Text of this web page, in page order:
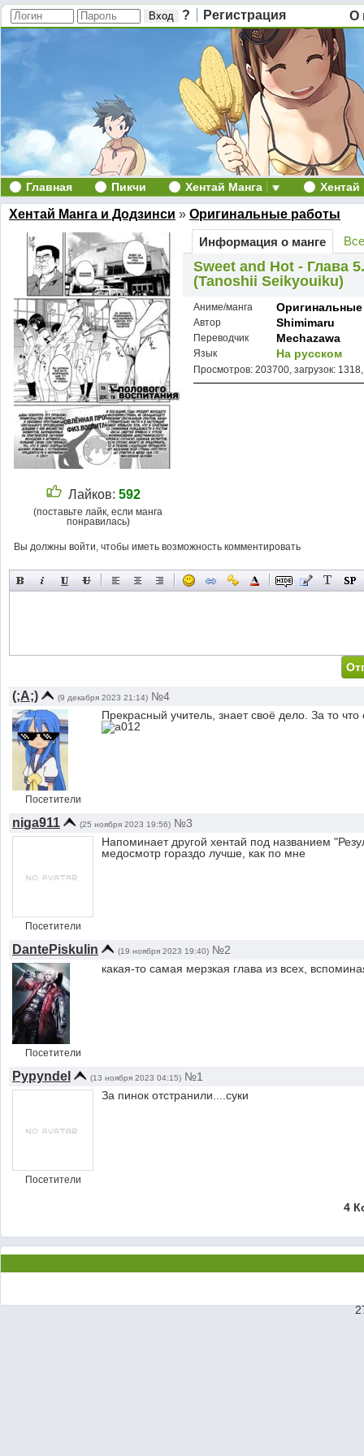
? Регистрация О
Главная Пикчи Хентай Манга
Хентай Манга и Додзинси » Оригинальные работы
Лайков: 592
(поставьте лайк, если манга
понравилась)
Информация о манге
Sweet and Hot - Глава
(Tanoshii Seikyouiku)
Аниме/манга
Автор Shimimaru
Переводчик Mechazawa
Язык На русском
Просмотров: 203700, загрузок:
Вы должны войти, чтобы иметь возможность комментировать
(;A;) (9 декабря 2023 21:14) №4
Посетители
Прекрасный учитель, знает своё дело. За то
niga911 (25 ноября 2023 19:56) №3
Посетители
Напоминает другой хентай под названием
медосмотр гораздо лучше, как по мне
DantePiskulin (19 ноября 2023 19:40) №2
Посетители
какая-то самая мерзкая глава из всех,
Pypyndel (13 ноября 2023 04:15) №1
Посетители
За пинок отстранили....cyки
4